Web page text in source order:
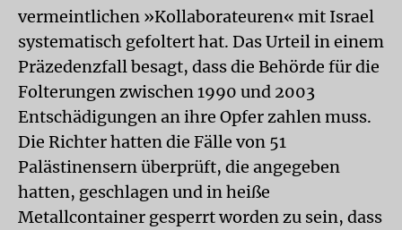
vermeintlichen »Kollaborateuren« mit Israel
systematisch gefoltert hat. Das Urteil in einem
Präzedenzfall besagt, dass die Behörde für die
Folterungen zwischen 1990 und 2003
Entschädigungen an ihre Opfer zahlen muss.
Die Richter hatten die Fälle von 51
Palästinensern überprüft, die angegeben
hatten, geschlagen und in heiße
Metallcontainer gesperrt worden zu sein, dass